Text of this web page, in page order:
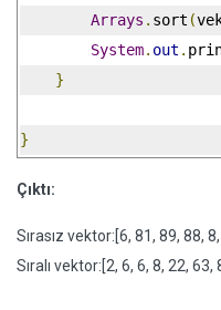
Arrays . sort (
System. out .
}
}
Çıktı:
Sırasız vektor:[6, 81, 89, 88,
Sıralı vektor:[2, 6, 6, 8, 22, 63,